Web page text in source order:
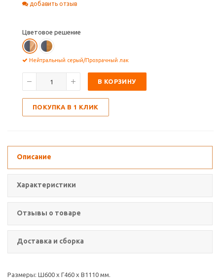
добавить отзыв
Цветовое решение
Нейтральный серый/Прозрачный лак
В КОРЗИНУ
ПОКУПКА В 1 КЛИК
Описание
Характеристики
Отзывы о товаре
Доставка и сборка
Размеры: Ш600 х Г460 х В1110 мм.